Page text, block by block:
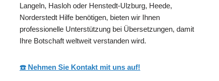
Langeln, Hasloh oder Henstedt-Ulzburg, Heede,
Norderstedt Hilfe benötigen, bieten wir Ihnen
professionelle Unterstützung bei Übersetzungen, damit
Ihre Botschaft weltweit verstanden wird.
☎️ Nehmen Sie Kontakt mit uns auf!